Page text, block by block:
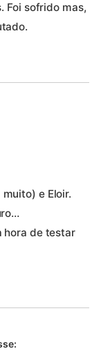
Foi sofrido mas,
e Eloir.
hora de testar